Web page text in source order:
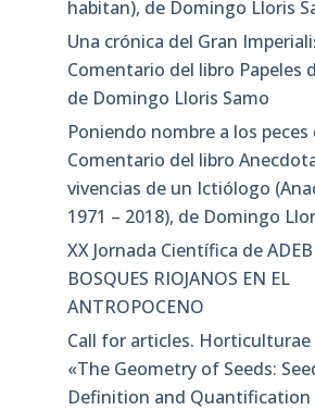
habitan), de Domingo Lloris
Una crónica del Gran
Comentario del libro Papeles
de Domingo Lloris Samo
Poniendo nombre a los peces
Comentario del libro
vivencias de un Ictiólogo
1971 – 2018), de Domingo
XX Jornada Científica de
BOSQUES RIOJANOS EN EL
ANTROPOCENO
Call for articles. Horticulturae
«The Geometry of Seeds:
Definition and Quantification